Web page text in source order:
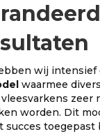
wij intensief
waarmee
zeer
worden. Dit
succes toegepast